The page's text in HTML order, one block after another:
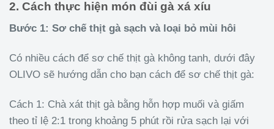
2. Cách thực hiện món đùi gà xá xíu
Bước 1: Sơ chế thịt gà sạch và loại bỏ mùi hôi
Có nhiều cách để sơ chế thịt gà không tanh, dưới đây
OLIVO sẽ hướng dẫn cho bạn cách để sơ chế thịt gà:
Cách 1: Chà xát thịt gà bằng hỗn hợp muối và giấm
theo tỉ lệ 2:1 trong khoảng 5 phút rồi rửa sạch lại với